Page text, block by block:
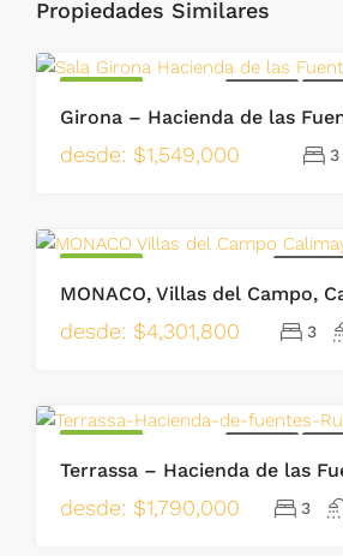
Propiedades Similares
Girona – Hacienda de las
desde: $1,549,000 3
MONACO, Villas del Campo,
desde: $4,301,800 3
desde: $1,790,000 3